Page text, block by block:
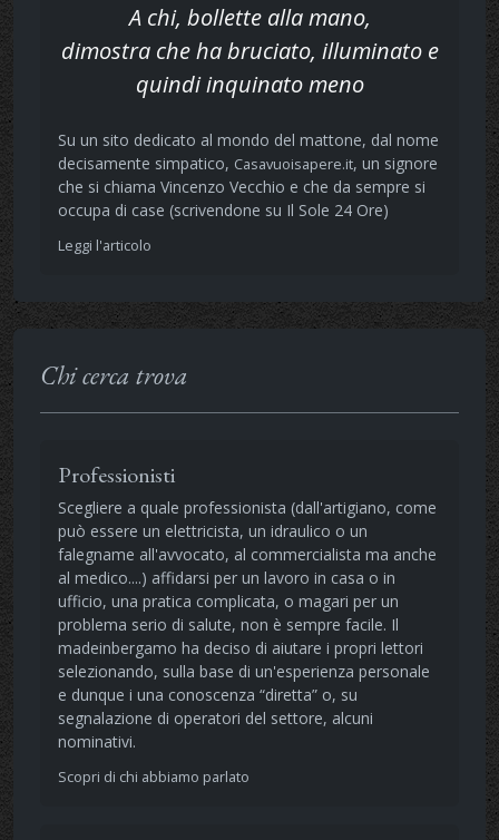
A chi, bollette alla mano,
dimostra che ha bruciato, illuminato e
quindi inquinato meno
Su un sito dedicato al mondo del mattone, dal nome
decisamente simpatico, Casavuoisapere.it, un signore
che si chiama Vincenzo Vecchio e che da sempre si
occupa di case (scrivendone su Il Sole 24 Ore)
Leggi l'articolo
Chi cerca trova
Professionisti
Scegliere a quale professionista (dall'artigiano, come
può essere un elettricista, un idraulico o un
falegname all'avvocato, al commercialista ma anche
al medico....) affidarsi per un lavoro in casa o in
ufficio, una pratica complicata, o magari per un
problema serio di salute, non è sempre facile. Il
madeinbergamo ha deciso di aiutare i propri lettori
selezionando, sulla base di un'esperienza personale
e dunque i una conoscenza “diretta” o, su
segnalazione di operatori del settore, alcuni
nominativi.
Scopri di chi abbiamo parlato